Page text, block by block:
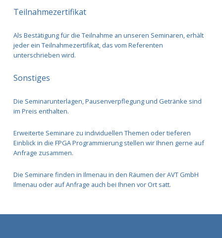
Teilnahmezertifikat
Als Bestätigung für die Teilnahme an unseren Seminaren, erhält
jeder ein Teilnahmezertifikat, das vom Referenten
unterschrieben wird.
Sonstiges
Die Seminarunterlagen, Pausenverpflegung und Getränke sind
im Preis enthalten.
Erweiterte Seminare zu individuellen Themen oder tieferen
Einblick in die FPGA Programmierung stellen wir Ihnen gerne auf
Anfrage zusammen.
Die Seminare finden in Ilmenau in den Räumen der AVT GmbH
Ilmenau oder auf Anfrage auch bei Ihnen vor Ort satt.
Zurück zur Hauptnavigation springen